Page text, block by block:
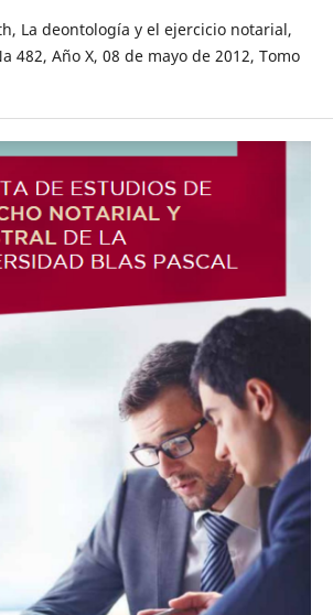
La deontología y el ejercicio notarial,
482, Año X, 08 de mayo de 2012, Tomo